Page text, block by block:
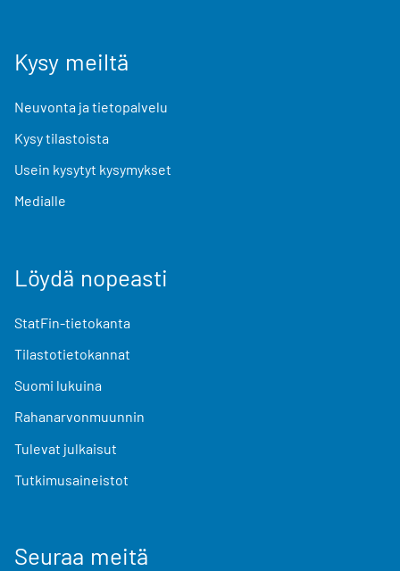
Kysy meiltä
Neuvonta ja tietopalvelu
Kysy tilastoista
Usein kysytyt kysymykset
Medialle
Löydä nopeasti
StatFin-tietokanta
Tilastotietokannat
Suomi lukuina
Rahanarvonmuunnin
Tulevat julkaisut
Tutkimusaineistot
Seuraa meitä